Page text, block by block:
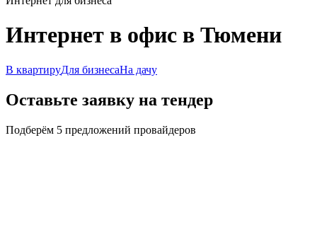
Интернет в офис в Тюмени
В квартируДля бизнесаНа дачу
Оставьте заявку на тендер
Подберём 5 предложений провайдеров